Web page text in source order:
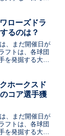
ースがドラフト
想します。
ローズドラ
るのは？
、まだ開催日が
フトは、各球団
を発掘する大事
から分析して予
ホークスド
コア選手獲
、まだ開催日が
フトは、各球団
を発掘する大事